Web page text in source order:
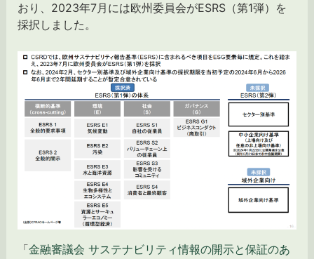
おり、2023年7月には欧州委員会がESRS（第1弾）を
採択しました。
「金融審議会 サステナビリティ情報の開示と保証のあ